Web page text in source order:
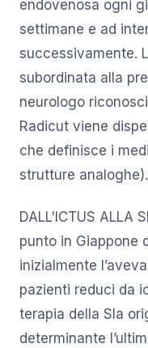
endovenosa ogni
settimane e ad
successivamente.
subordinata alla
neurologo
Radicut viene
che definisce i
strutture analoghe).
DALL'ICTUS ALLA
punto in Giappone
inizialmente
pazienti reduci da
terapia della Sla
determinante